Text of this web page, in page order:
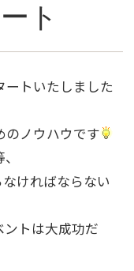
ト
ートいたしました
のノウハウです
ければならない
トは大成功だ